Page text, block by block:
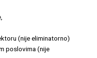
(nije eliminatorno)
poslovima (nije